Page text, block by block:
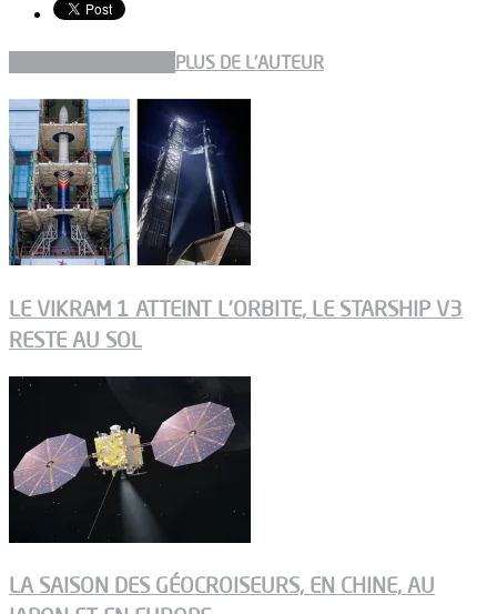
PLUS DE L'AUTEUR
LE VIKRAM 1 ATTEINT L’ORBITE, LE STARSHIP V3
RESTE AU SOL
LA SAISON DES GÉOCROISEURS, EN CHINE, AU